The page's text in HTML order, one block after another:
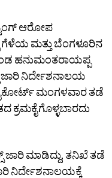
ಆರೋಪ
ಗೆಳೆಯ ಮತ್ತು ಬೆಂಗಳೂರಿನ
ಹನುಮಂತರಾಯಪ್ಪ
ನಿರ್ದೇಶನಾಲಯ
ಮಂಗಳವಾರ ತಡೆ
ಮಾಡಿದ್ದು, ತನಿಖೆ ತಡೆ
ನಿರ್ದೇಶನಾಲಯಕ್ಕೆ